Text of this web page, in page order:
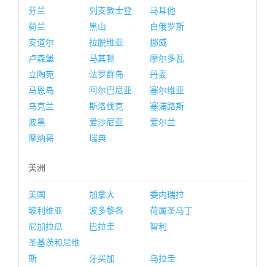
芬兰
列支敦士登
马耳他
荷兰
黑山
白俄罗斯
安道尔
拉脱维亚
挪威
卢森堡
马其顿
摩尔多瓦
立陶宛
法罗群岛
丹麦
马恩岛
阿尔巴尼亚
塞尔维亚
乌克兰
斯洛伐克
塞浦路斯
波黑
爱沙尼亚
爱尔兰
摩纳哥
瑞典
美洲
美国 加拿大
委内瑞拉
玻利维亚
波多黎各
荷属圣马丁
尼加拉瓜
巴拉圭
智利
圣基茨和尼维
斯
牙买加
乌拉圭